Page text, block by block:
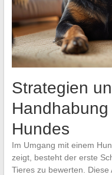
Strategien
Hundes
Im Umgang mit einem
zeigt, besteht der erste
Tieres zu bewerten.